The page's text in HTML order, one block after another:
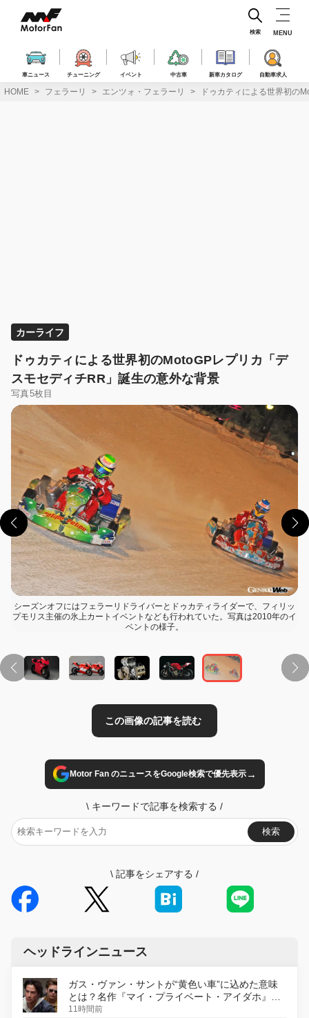
ス
車ニュース チューニング イベント 中古車 新車カタログ 自動車求人
検索 MENU
HOME フェラーリ エンツォ・フェラーリ ドゥカティによる世界初の
カーライフ
ドゥカティによる世界初のMotoGPレプリカ「デ
スモセディチRR」誕生の意外な背景
写真5枚目
シーズンオフにはフェラーリドライバーとドゥカティライダーで、フィリッ
プモリス主催の氷上カートイベントなども行われていた。写真は2010年のイ
ベントの様子。
Motor Fan のニュースをGoogle検索で優先表示→
\ キーワードで記事を検索する /
検索
\ 記事をシェアする /
ヘッドラインニュース
ガス・ヴァン・サントが“黄色い車”に込めた意味
とは？名作『マイ・プライベート・アイダホ』が
初のデジタルリマスター版で復活
11時間前